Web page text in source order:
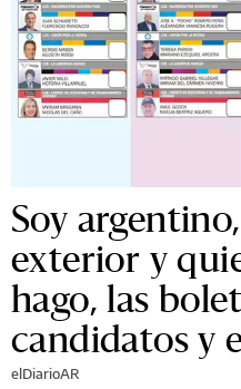
Soy
exterior y
hago, las
candidatos y
elDiarioAR